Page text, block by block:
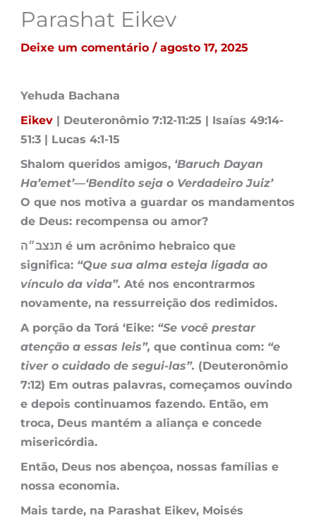
Parashat Eikev
Deixe um comentário / agosto 17, 2025
Yehuda Bachana
Eikev| Deuteronômio 7:12-11:25 | Isaías 49:14-
51:3 | Lucas 4:1-15
Shalom queridos amigos, ‘Baruch Dayan
Ha’emet’—‘Bendito seja o Verdadeiro Juiz’
O que nos motiva a guardar os mandamentos
de Deus: recompensa ou amor?
תנצבּ״ה é um acrônimo hebraico que
significa:“Que sua alma esteja ligada ao
vínculo da vida”. Até nos encontrarmos
novamente, na ressurreição dos redimidos.
A porção da Torá ‘Eike:“Se você prestar
atenção a essas leis”, que continua com: “e
tiver o cuidado de segui-las”. (Deuteronômio
7:12) Em outras palavras, começamos ouvindo
e depois continuamos fazendo. Então, em
troca, Deus mantém a aliança e concede
misericórdia.
Então, Deus nos abençoa, nossas famílias e
nossa economia.
Mais tarde, na Parashat Eikev, Moisés